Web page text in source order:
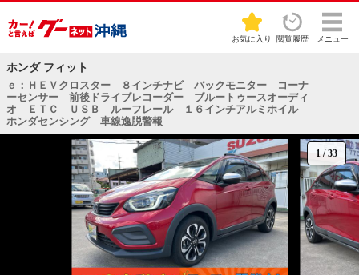
お気に入り 閲覧履歴 メニュー
ホンダ フィット
ｅ：ＨＥＶクロスター ８インチナビ バックモニター コーナ
ーセンサー 前後ドライブレコーダー ブルートゥースオーディ
オ ＥＴＣ ＵＳＢ ルーフレール １６インチアルミホイル
ホンダセンシング 車線逸脱警報
1 /33